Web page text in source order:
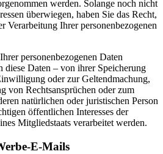
werden. Solange noch nicht
überwiegen, haben Sie das Recht,
Verarbeitung Ihrer personenbezogenen
personenbezogenen Daten
diese Daten – von ihrer Speicherung
oder zur Geltendmachung,
von Rechtsansprüchen oder zum
natürlichen oder juristischen Person
öffentlichen Interesses der
Mitgliedstaats verarbeitet werden.
E-Mails